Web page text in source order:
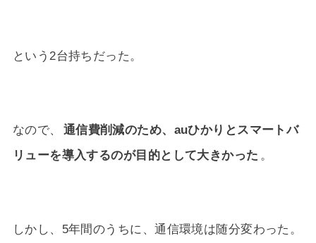
という2台持ちだった。
なので、
通信費削減のため、auひかりとスマートバ
リューを導入するのが目的として大きかった 。
しかし、5年間のうちに、通信環境は随分変わった。